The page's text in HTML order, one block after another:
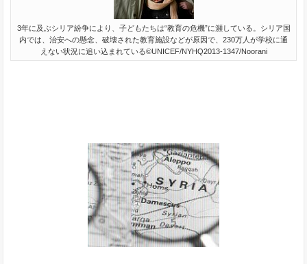
3年に及ぶシリア紛争により、子どもたちは“教育の危機”に瀕している。シリア国
内では、治安への懸念、破壊された教育施設などが原因で、230万人が学校に通
えない状況に追い込まれている©UNICEF/NYHQ2013-1347/Noorani